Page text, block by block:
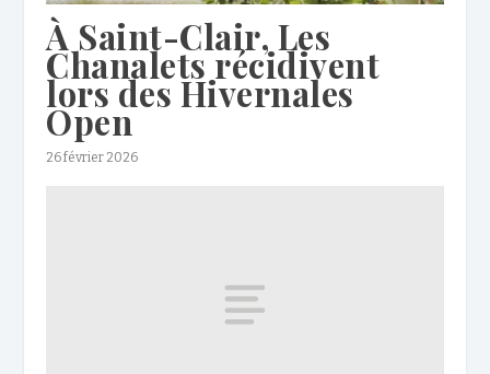
À Saint-Clair, Les
Chanalets récidivent
lors des Hivernales
Open
26 février 2026